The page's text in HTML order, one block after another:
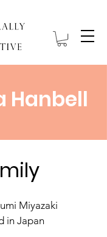
Hanbell
Miyazaki
in Japan